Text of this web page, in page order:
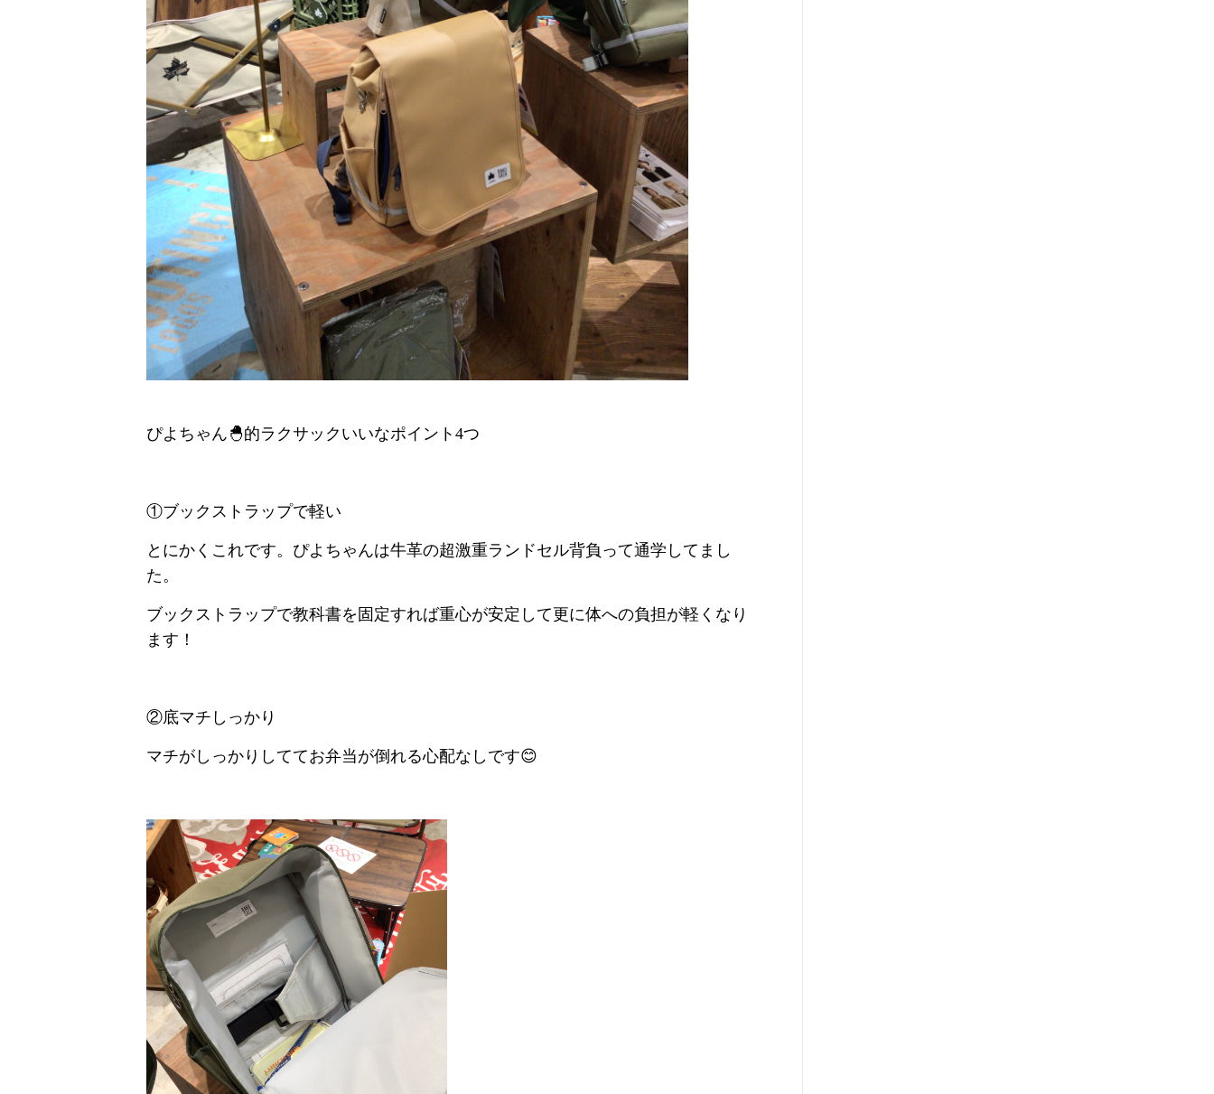
ぴよちゃん🐣的ラクサックいいなポイント4つ
①ブックストラップで軽い
とにかくこれです。ぴよちゃんは牛革の超激重ランドセル背負って通学してまし
た。
ブックストラップで教科書を固定すれば重心が安定して更に体への負担が軽くなり
ます！
②底マチしっかり
マチがしっかりしててお弁当が倒れる心配なしです😊